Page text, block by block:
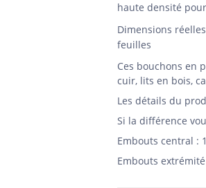
haute densité
Dimensions
feuilles
Ces bouchons en
cuir, lits en bois,
Les détails du
Si la différence
Embouts central :
Embouts